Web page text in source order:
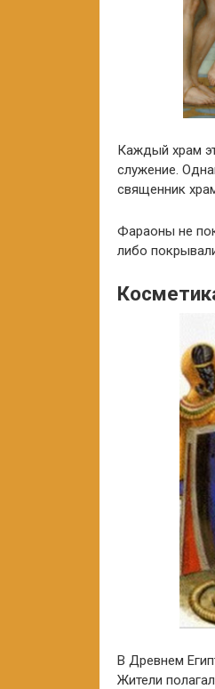
Каждый храм
служение.
священник
Фараоны не
либо
В Древнем
Жители